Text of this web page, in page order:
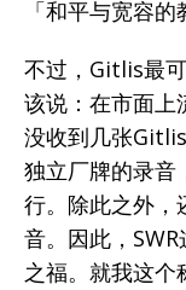
「和平与宽容的
不过，Gitlis最
该说：在市面上
没收到几张
独立厂牌的录音
行。除此之外，
音。因此，
之福。就我这个